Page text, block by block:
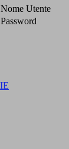
Nome Utente
Password